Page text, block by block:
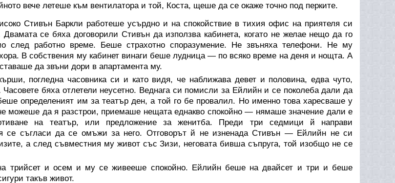
вече летеше към вентилатора и той, Коста, щеше да се окаже точно под перките.
Стивън Баркли работеше усърдно и на спокойствие в тихия офис на приятеля си
се бяха договорили Стивън да използва кабинета, когато не желае нещо да го
след работно време. Беше страхотно споразумение. Не звъняха телефони. Не му
хора. В собствения му кабинет винаги беше лудница — по всяко време на деня и нощта. А
да звъни дори в апартамента му.
погледна часовника си и като видя, че наближава девет и половина, едва чуто,
Часовете бяха отлетели неусетно. Веднага си помисли за Ейлийн и се поколеба дали да
определеният им за театър ден, а той го бе провалил. Но именно това харесваше у
можеше да я разстрои, приемаше нещата еднакво спокойно — нямаше значение дали е
на театър, или предложение за женитба. Преди три седмици й направи
се съгласи да се омъжи за него. Отговорът й не изненада Стивън — Ейлийн не си
а след съвместния му живот със Зизи, неговата бивша съпруга, той изобщо не се
трийсет и осем и му се живееше спокойно. Ейлийн беше на двайсет и три и беше
такъв живот.